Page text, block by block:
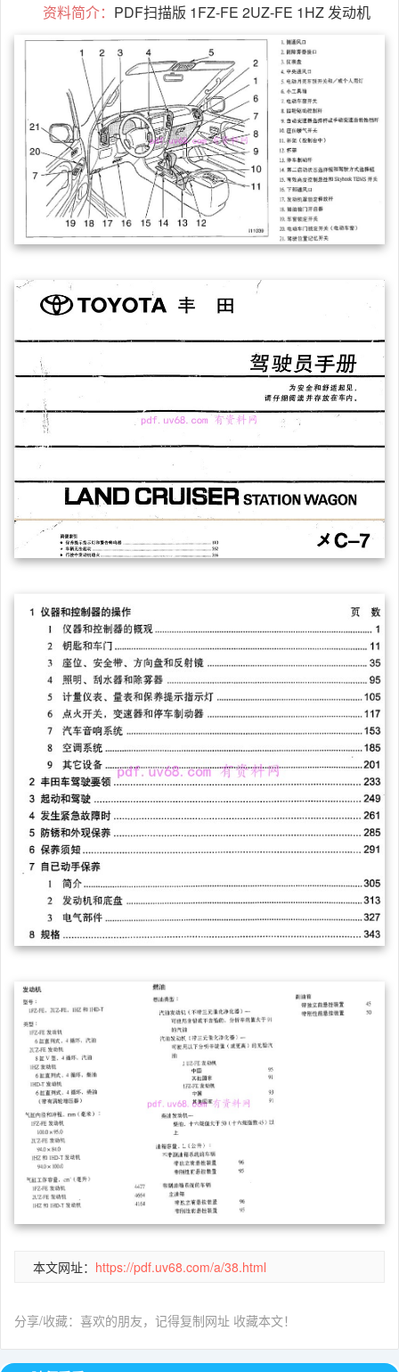
资料简介： PDF扫描版 1FZ-FE 2UZ-FE 1HZ 发动机
本文网址： https://pdf.uv68.com/a/38.html
分享/收藏：喜欢的朋友，记得复制网址 收藏本文！